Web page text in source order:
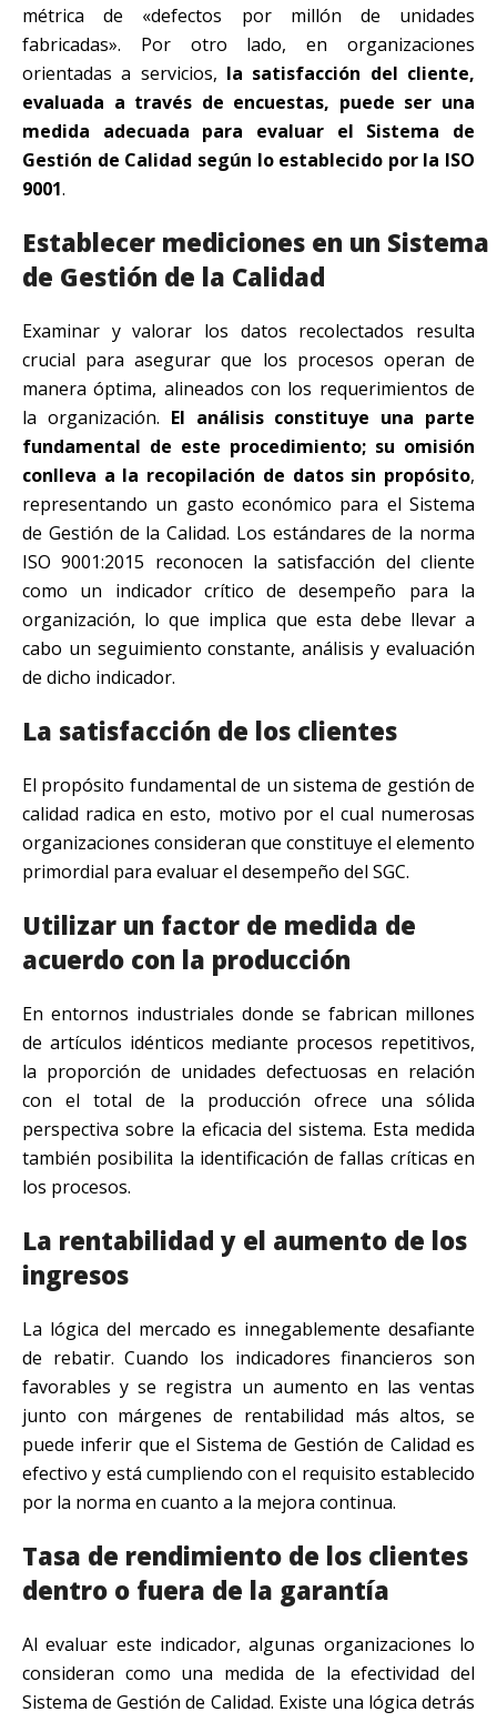
métrica de «defectos por millón de unidades
fabricadas». Por otro lado, en organizaciones
orientadas a servicios, la satisfacción del cliente,
evaluada a través de encuestas, puede ser una
medida adecuada para evaluar el Sistema de
Gestión de Calidad según lo establecido por la ISO
9001.
Establecer mediciones en un Sistema
de Gestión de la Calidad
Examinar y valorar los datos recolectados resulta
crucial para asegurar que los procesos operan de
manera óptima, alineados con los requerimientos de
la organización. El análisis constituye una parte
fundamental de este procedimiento; su omisión
conlleva a la recopilación de datos sin propósito,
representando un gasto económico para el Sistema
de Gestión de la Calidad. Los estándares de la norma
ISO 9001:2015 reconocen la satisfacción del cliente
como un indicador crítico de desempeño para la
organización, lo que implica que esta debe llevar a
cabo un seguimiento constante, análisis y evaluación
de dicho indicador.
La satisfacción de los clientes
El propósito fundamental de un sistema de gestión de
calidad radica en esto, motivo por el cual numerosas
organizaciones consideran que constituye el elemento
primordial para evaluar el desempeño del SGC.
Utilizar un factor de medida de
acuerdo con la producción
En entornos industriales donde se fabrican millones
de artículos idénticos mediante procesos repetitivos,
la proporción de unidades defectuosas en relación
con el total de la producción ofrece una sólida
perspectiva sobre la eficacia del sistema. Esta medida
también posibilita la identificación de fallas críticas en
los procesos.
La rentabilidad y el aumento de los
ingresos
La lógica del mercado es innegablemente desafiante
de rebatir. Cuando los indicadores financieros son
favorables y se registra un aumento en las ventas
junto con márgenes de rentabilidad más altos, se
puede inferir que el Sistema de Gestión de Calidad es
efectivo y está cumpliendo con el requisito establecido
por la norma en cuanto a la mejora continua.
Tasa de rendimiento de los clientes
dentro o fuera de la garantía
Al evaluar este indicador, algunas organizaciones lo
consideran como una medida de la efectividad del
Sistema de Gestión de Calidad. Existe una lógica detrás